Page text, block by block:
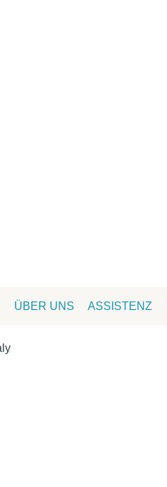
ÜBER UNS ASSISTENZ